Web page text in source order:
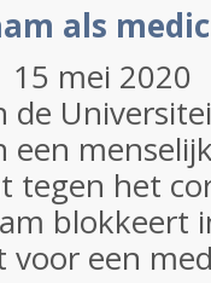
als
15 mei 2020
de
een
het
blokkeert
voor een